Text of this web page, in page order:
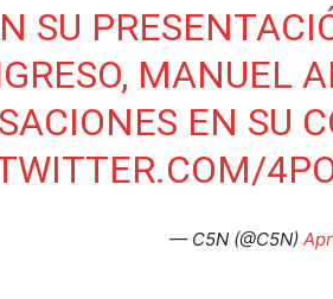
SU
MANUEL
EN SU
— C5N (@C5N)